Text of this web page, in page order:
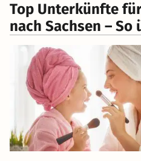
Top Unterkünfte
nach Sachsen –